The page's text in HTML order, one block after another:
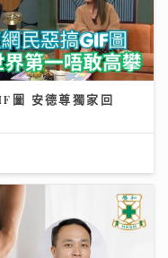
圖 安德尊獨家回